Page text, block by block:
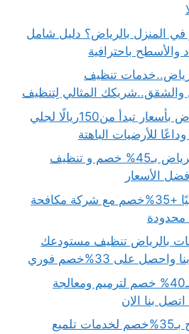
المنزل بالرياض؟ دليل شامل
والأسطح باحترافية
تنظيف
والشقق..شريكك المثالي لِتنظيف
شركة جلي بلاط بالرياض بأسعار تبدأ من150ريالًا لجلي
للأرضيات الباهتة
شركة غسيل منازل بالرياض بـ45% خصم و تنظيف
الأسعار
تخلص من الفئران نهائيًا +35%خصم مع شركة مكافحة
محدودة
بالرياض تنظيف مستودعك
مقاول ترميم الرياض بـ40% خصم لترميم ومعالجة
بنا الان
شركة جلي بلاط الخرج بـ35%خصم لخدمات تلميع